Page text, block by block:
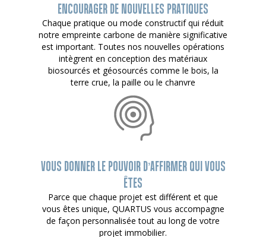
ENCOURAGER DE NOUVELLES PRATIQUES
Chaque pratique ou mode constructif qui réduit
notre empreinte carbone de manière significative
est important. Toutes nos nouvelles opérations
intègrent en conception des matériaux
biosourcés et géosourcés comme le bois, la
terre crue, la paille ou le chanvre
VOUS DONNER LE POUVOIR D’AFFIRMER QUI VOUS
ÊTES
Parce que chaque projet est différent et que
vous êtes unique, QUARTUS vous accompagne
de façon personnalisée tout au long de votre
projet immobilier.